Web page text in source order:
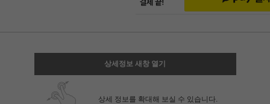
상세정보 새창 열기
상세 정보를 확대해 보실 수 있습니다.